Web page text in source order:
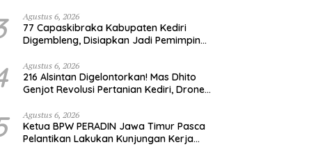
Pemimpin Generasi Emas
Agustus 6, 2026
77 Capaskibraka Kabupaten Kediri
Digembleng, Disiapkan Jadi Pemimpin
Merah Putih
Agustus 6, 2026
216 Alsintan Digelontorkan! Mas Dhito
Genjot Revolusi Pertanian Kediri, Drone
Regenerasi Petani
Agustus 6, 2026
Ketua BPW PERADIN Jawa Timur Pasca
Pelantikan Lakukan Kunjungan Kerja